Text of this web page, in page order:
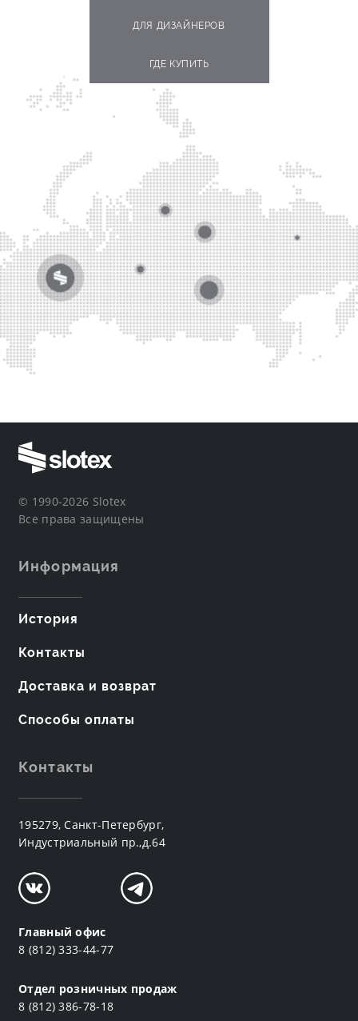
ДЛЯ ДИЗАЙНЕРОВ
ГДЕ КУПИТЬ
© 1990-2026 Slotex
Все права защищены
Информация
История
Контакты
Доставка и возврат
Способы оплаты
Контакты
195279, Санкт-Петербург,
Индустриальный пр.,д.64
Главный офис
8 (812) 333-44-77
Отдел розничных продаж
8 (812) 386-78-18